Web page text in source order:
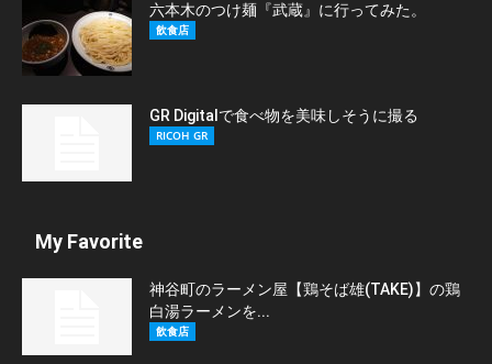
六本木のつけ麺『武蔵』に行ってみた。
飲食店
GR Digitalで食べ物を美味しそうに撮る
RICOH GR
My Favorite
神谷町のラーメン屋【鶏そば雄(TAKE)】の鶏
白湯ラーメンを...
飲食店